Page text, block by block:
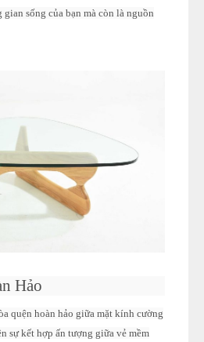
sống của bạn mà còn là nguồn
Hảo
quện hoàn hảo giữa mặt kính cường
sự kết hợp ấn tượng giữa vẻ mềm